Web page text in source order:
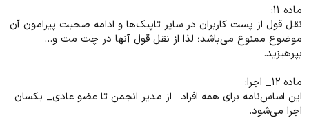
ماده ۱۱:
نقل قول از پست کاربران در سایر تاپیک‌ها و ادامه صحبت پیرامون آن
موضوع ممنوع می‌باشد؛ لذا از نقل قول آنها در چت مت و...
بپرهیزید.
ماده ۱۲_ اجرا:
این اساس‌نامه برای همه افراد –از مدیر انجمن تا عضو عادی_ یکسان
اجرا می‌شود.